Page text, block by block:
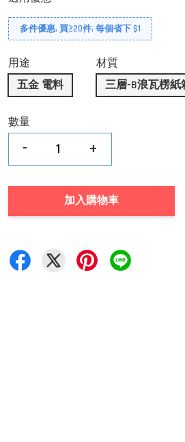
多件優惠, 買≥20件, 每個省下 $1
用途
五金 電料
材質
三層-B浪瓦楞紙
數量
- +
加入購物車